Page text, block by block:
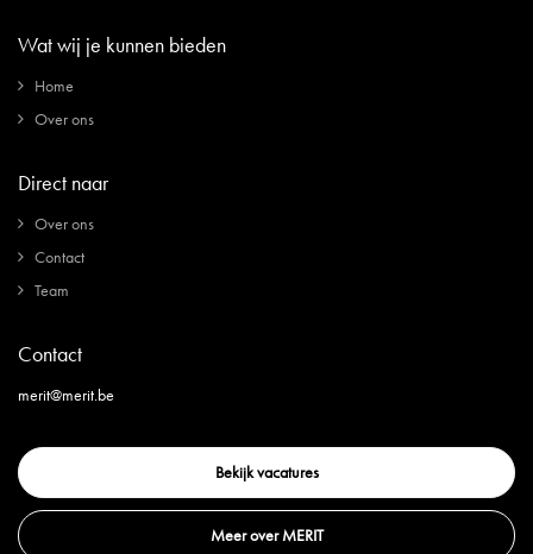
Wat wij je kunnen bieden
Home
Over ons
Direct naar
Over ons
Contact
Team
Contact
merit@merit.be
Bekijk vacatures
Meer over MERIT